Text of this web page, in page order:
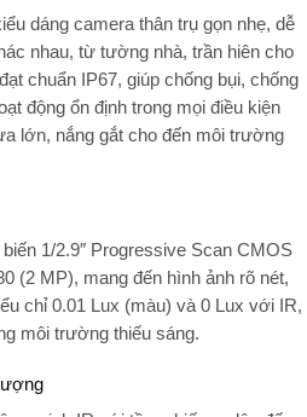
dáng camera thân trụ gọn nhẹ, dễ
nhau, từ tường nhà, trần hiên cho
chuẩn
IP67, giúp chống bụi, chống
động ổn định trong mọi điều kiện
lớn, nắng gắt cho đến môi trường
1/2.9″ Progressive Scan CMOS
(2 MP), mang đến hình ảnh rõ nét,
chỉ0.01 Lux (màu) và 0 Lux với IR,
môi trường thiếu sáng.